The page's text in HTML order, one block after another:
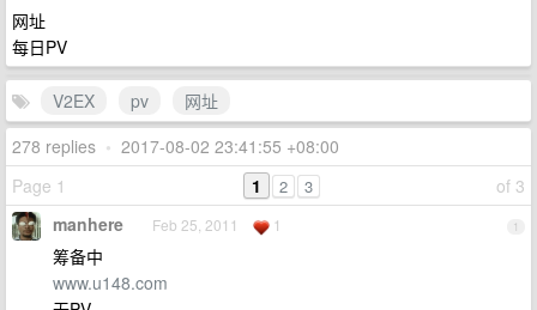
网址
每日PV
V2EX pv
网址
278 replies • 2017-08-02 23:41:55 +08:00
Page 1
of 3
1 2 3
1
manhere Feb 25, 2011 1
筹备中
www.u148.com